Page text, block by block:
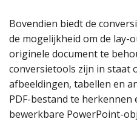
Bovendien biedt de
de mogelijkheid om de
originele document te
conversietools zijn in staat
afbeeldingen, tabellen en
PDF-bestand te herkennen
bewerkbare PowerPoint-